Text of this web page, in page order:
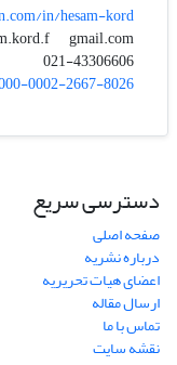
in/hesam-kord
hesam.kord.f
gmail.com
021-43306606
0002-2667-8026
دسترسی سریع
صفحه اصلی
درباره نشریه
اعضای هیات تحریریه
ارسال مقاله
تماس با ما
نقشه سایت